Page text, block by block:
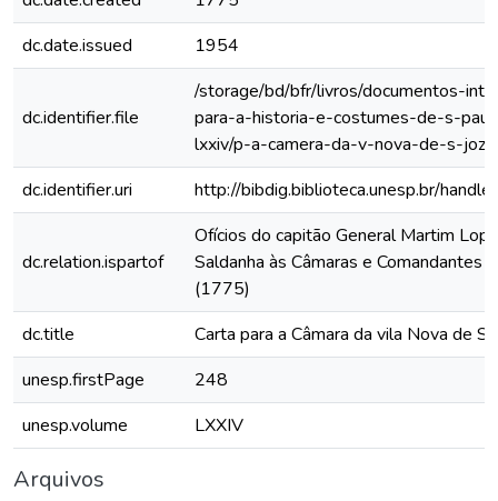
dc.date.issued
1954
dc.identifier.file
/storage/bd/bfr/livros/documentos-
para-a-historia-e-costumes-de-s-
lxxiv/p-a-camera-da-v-nova-de-s-
dc.identifier.uri
http://bibdig.biblioteca.unesp.br/
dc.relation.ispartof
Ofícios do capitão General Martim
Saldanha às Câmaras e Comandantes
(1775)
dc.title
Carta para a Câmara da vila Nova de
unesp.firstPage
248
unesp.volume
LXXIV
Arquivos